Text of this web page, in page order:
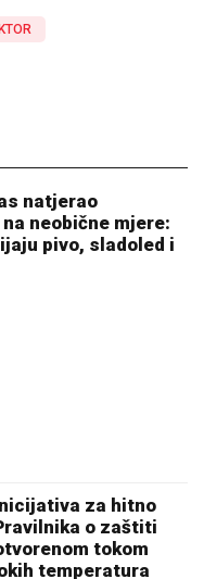
natjerao
neobične mjere:
pivo, sladoled i
za hitno
o zaštiti
tokom
temperatura